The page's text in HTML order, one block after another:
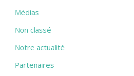
Médias
Non classé
Notre actualité
Partenaires